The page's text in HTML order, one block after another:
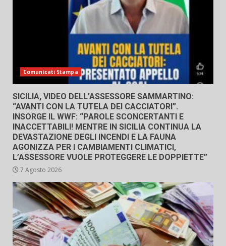
Comunicati Stampa
SICILIA, VIDEO DELL’ASSESSORE SAMMARTINO:
“AVANTI CON LA TUTELA DEI CACCIATORI”.
INSORGE IL WWF: “PAROLE SCONCERTANTI E
INACCETTABILI! MENTRE IN SICILIA CONTINUA LA
DEVASTAZIONE DEGLI INCENDI E LA FAUNA
AGONIZZA PER I CAMBIAMENTI CLIMATICI,
L’ASSESSORE VUOLE PROTEGGERE LE DOPPIETTE”
7 Agosto 2026